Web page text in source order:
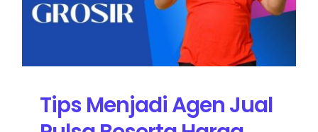
Kontak Kami
Tips Menjadi Agen Jual